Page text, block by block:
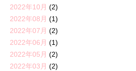
2022年10月 (2)
2022年08月 (1)
2022年07月 (2)
2022年06月 (1)
2022年05月 (2)
2022年03月 (2)